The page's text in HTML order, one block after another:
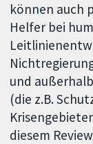
können auch
Helfer bei
und
(die z.B.
diesem